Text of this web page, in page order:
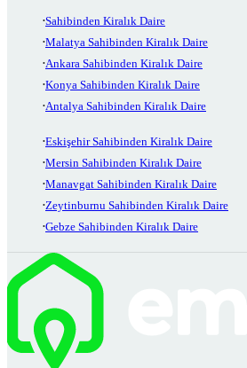
Sahibinden Kiralık Daire
Malatya Sahibinden Kiralık Daire
Ankara Sahibinden Kiralık Daire
Konya Sahibinden Kiralık Daire
Antalya Sahibinden Kiralık Daire
Eskişehir Sahibinden Kiralık Daire
Mersin Sahibinden Kiralık Daire
Manavgat Sahibinden Kiralık Daire
Zeytinburnu Sahibinden Kiralık Daire
Gebze Sahibinden Kiralık Daire